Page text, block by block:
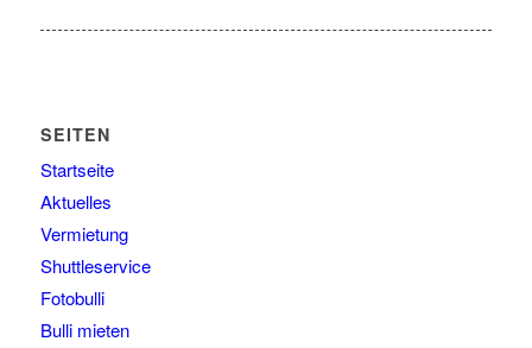
SEITEN
Startseite
Aktuelles
Vermietung
Shuttleservice
Fotobulli
Bulli mieten